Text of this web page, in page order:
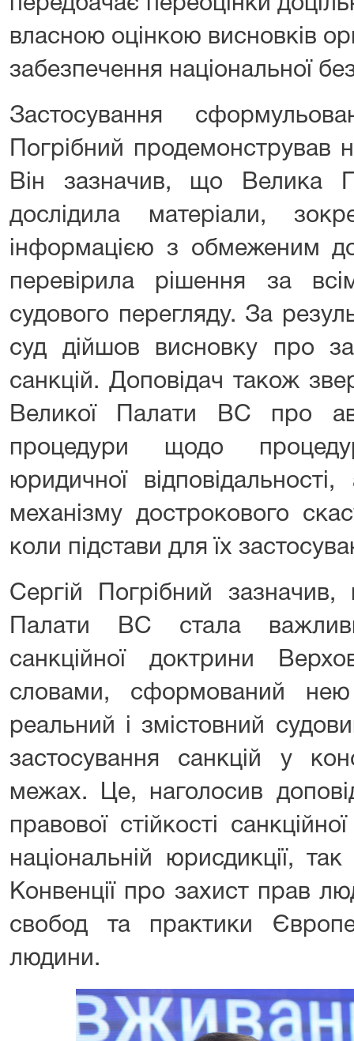
передбачає переоцінки
власною оцінкою висновків
забезпечення національної
Застосування
Погрібний продемонстрував
Він зазначив, що Велика
дослідила матеріали,
інформацією з обмеженим
перевірила рішення за
судового перегляду. За
суд дійшов висновку про
санкцій. Доповідач також
Великої Палати ВС про
процедури щодо
юридичної
механізму дострокового
коли підстави для їх
Сергій Погрібний
Палати ВС стала
санкційної доктрини
словами, сформований нею
реальний і змістовний
застосування санкцій у
межах. Це, наголосив
правової стійкості
національній юрисдикції,
Конвенції про захист прав
свобод та практики
людини.